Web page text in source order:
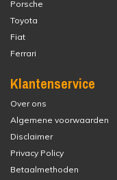
Porsche
Toyota
Fiat
Ferrari
Klantenservice
Over ons
Algemene voorwaarden
Disclaimer
Privacy Policy
Betaalmethoden